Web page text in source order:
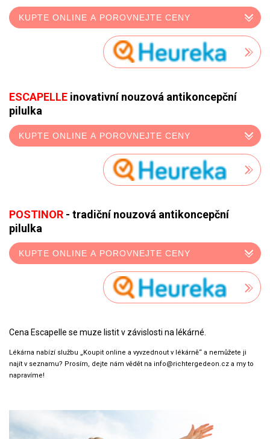
KUPTE ONLINE A POROVNEJTE CENY
ESCAPELLE inovativní nouzová antikoncepční
pilulka
KUPTE ONLINE A POROVNEJTE CENY
POSTINOR - tradiční nouzová antikoncepční
pilulka
KUPTE ONLINE A POROVNEJTE CENY
Cena Escapelle se muze listit v závislosti na lékárné.
Lékárna nabízí službu „Koupit online a vyvzednout v lékárně“ a nemůžete ji
najít v seznamu? Prosím, dejte nám vědět na info@richtergedeon.cz a my to
napravíme!